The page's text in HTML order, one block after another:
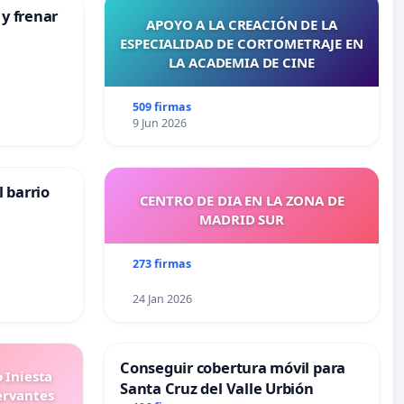
frenar
APOYO A LA CREACIÓN DE LA
ESPECIALIDAD DE CORTOMETRAJE EN
LA ACADEMIA DE CINE
509 firmas
9 Jun 2026
barrio
CENTRO DE DIA EN LA ZONA DE
MADRID SUR
273 firmas
24 Jan 2026
Iniesta
Conseguir cobertura móvil para
Santa Cruz del Valle Urbión